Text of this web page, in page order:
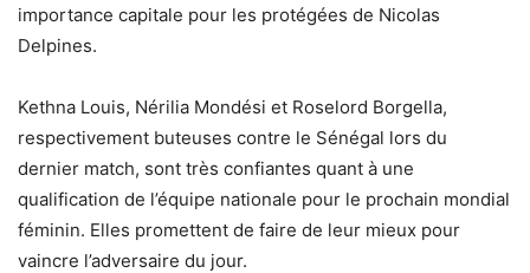
importance capitale pour les protégées de Nicolas
Delpines.
Kethna Louis, Nérilia Mondési et Roselord Borgella,
respectivement buteuses contre le Sénégal lors du
dernier match, sont très confiantes quant à une
qualification de l’équipe nationale pour le prochain mondial
féminin. Elles promettent de faire de leur mieux pour
vaincre l’adversaire du jour.